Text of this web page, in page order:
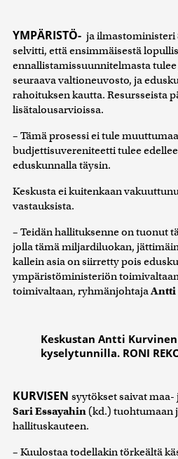
YMPÄRISTÖ- ja ilmastoministeri
selvitti, että ensimmäisestä
ennallistamissuunnitelmasta
seuraava valtioneuvosto, ja
rahoituksen kautta. Resursseista
lisätalousarvioissa.
– Tämä prosessi ei tule
budjettisuvereniteetti tulee
eduskunnalla täysin.
Keskusta ei kuitenkaan
vastauksista.
– Teidän hallituksenne on tuonut
jolla tämä miljardiluokan,
kallein asia on siirretty pois
ympäristöministeriön
toimivaltaan, ryhmänjohtajaAntti
Keskustan Antti
kyselytunnilla. RONI
KURVISEN syytökset saivat
Sari Essayahin (kd.) tuohtumaan
hallituskauteen.
– Kuulostaa todellakin törkeältä